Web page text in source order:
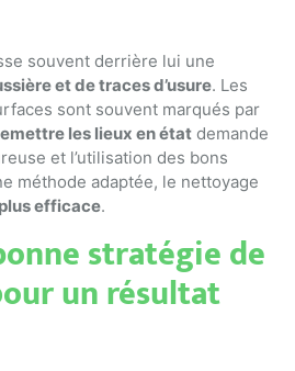
souvent derrière lui une
et de traces d’usure. Les
sont souvent marqués par
les lieux en état demande
et l’utilisation des bons
méthode adaptée, le nettoyage
efficace.
stratégie de
un résultat